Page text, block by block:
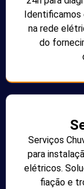
na rede
do
Serviços
para
elétricos.
fiação e